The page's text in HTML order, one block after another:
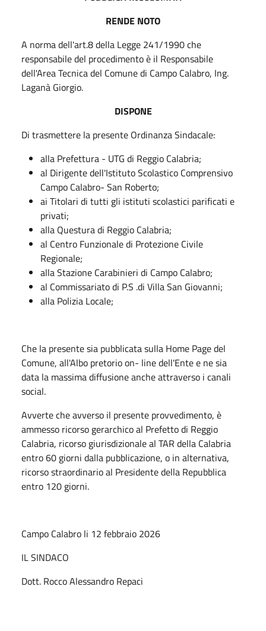
RENDE NOTO
A norma dell'art.8 della Legge 241/1990 che
responsabile del procedimento è il Responsabile
dell'Area Tecnica del Comune di Campo Calabro, Ing.
Laganà Giorgio.
DISPONE
Di trasmettere la presente Ordinanza Sindacale:
alla Prefettura - UTG di Reggio Calabria;
al Dirigente dell'Istituto Scolastico Comprensivo
Campo Calabro- San Roberto;
ai Titolari di tutti gli istituti scolastici parificati e
privati;
alla Questura di Reggio Calabria;
al Centro Funzionale di Protezione Civile
Regionale;
alla Stazione Carabinieri di Campo Calabro;
al Commissariato di P.S .di Villa San Giovanni;
alla Polizia Locale;
Che la presente sia pubblicata sulla Home Page del
Comune, all'Albo pretorio on- line dell'Ente e ne sia
data la massima diffusione anche attraverso i canali
social.
Avverte che avverso il presente provvedimento, è
ammesso ricorso gerarchico al Prefetto di Reggio
Calabria, ricorso giurisdizionale al TAR della Calabria
entro 60 giorni dalla pubblicazione, o in alternativa,
ricorso straordinario al Presidente della Repubblica
entro 120 giorni.
Campo Calabro li 12 febbraio 2026
IL SINDACO
Dott. Rocco Alessandro Repaci